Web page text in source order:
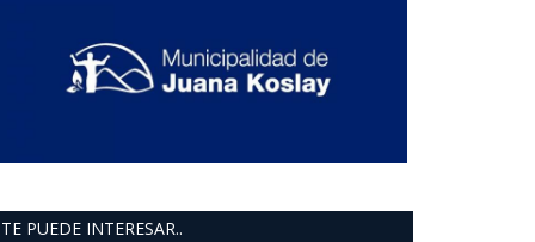
TE PUEDE INTERESAR..